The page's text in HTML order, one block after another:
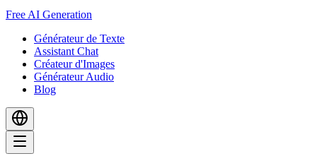
Free AI Generation
Générateur de Texte
Assistant Chat
Créateur d'Images
Générateur Audio
Blog